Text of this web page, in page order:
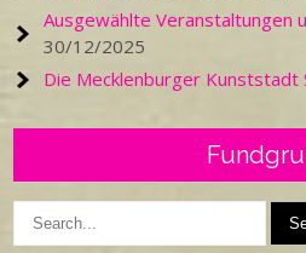
Ausgewählte Veranstaltungen
30/12/2025
Die Mecklenburger Kunststadt